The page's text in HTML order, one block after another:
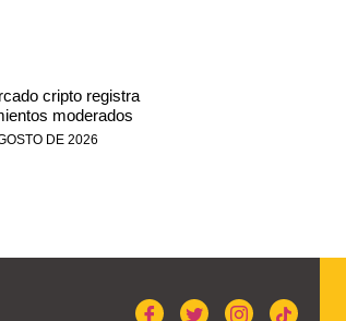
cripto registra
moderados
DE 2026